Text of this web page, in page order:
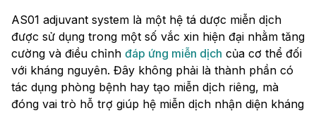
AS01 adjuvant system là một hệ tá dược miễn dịch
được sử dụng trong một số vắc xin hiện đại nhằm tăng
cường và điều chỉnh đáp ứng miễn dịch của cơ thể đối
với kháng nguyên. Đây không phải là thành phần có
tác dụng phòng bệnh hay tạo miễn dịch riêng, mà
đóng vai trò hỗ trợ giúp hệ miễn dịch nhận diện kháng